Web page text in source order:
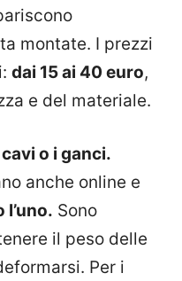
montate. I prezzi
dai 15 ai 40 euro,
e del materiale.
cavi o i ganci.
anche online e
l’uno. Sono
il peso delle
Per i